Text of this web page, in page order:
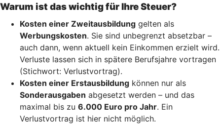
Warum ist das wichtig für Ihre Steuer?
Kosten einer Zweitausbildung gelten als
Werbungskosten. Sie sind unbegrenzt absetzbar –
auch dann, wenn aktuell kein Einkommen erzielt wird.
Verluste lassen sich in spätere Berufsjahre vortragen
(Stichwort: Verlustvortrag).
Kosten einer Erstausbildung können nur als
Sonderausgaben abgesetzt werden – und das
maximal bis zu 6.000 Euro pro Jahr. Ein
Verlustvortrag ist hier nicht möglich.